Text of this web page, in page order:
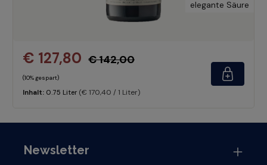
elegante Säure
€ 127,80 € 142,00
(10% gespart)
Inhalt: 0.75 Liter (€ 170,40 / 1 Liter)
Newsletter